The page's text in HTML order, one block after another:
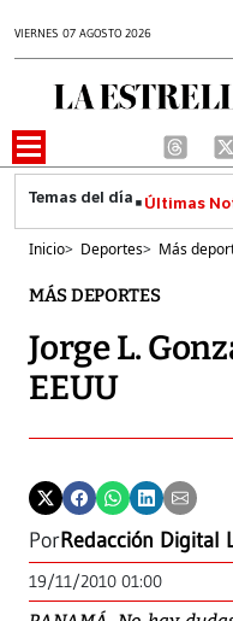
VIERNES 07 AGOSTO 2026
Últimas
Inicio> Deportes> Más
MÁS DEPORTES
Jorge L.
EEUU
PorRedacción Digital
19/11/2010 01:00